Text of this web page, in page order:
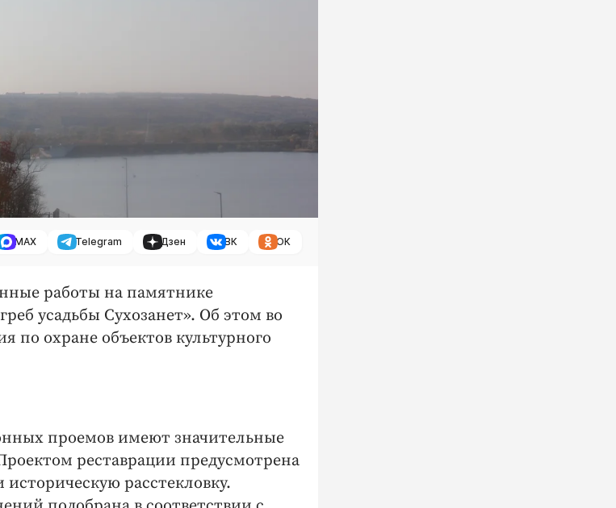
MAX Telegram Дзен ВК ОК
работы на памятнике
усадьбы Сухозанет». Об этом во
по охране объектов культурного
проемов имеют значительные
реставрации предусмотрена
расстекловку.